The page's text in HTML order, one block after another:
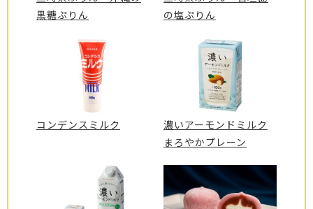
黒糖ぷりん
の塩ぷりん
コンデンスミルク
濃いアーモンドミルク
まろやかプレーン